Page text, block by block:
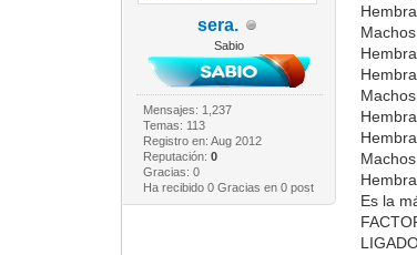
sera.
Sabio
Mensajes: 1,237
Temas: 113
Registro en: Aug 2012
Reputación: 0
Gracias: 0
Ha recibido 0 Gracias en 0 post
Es la